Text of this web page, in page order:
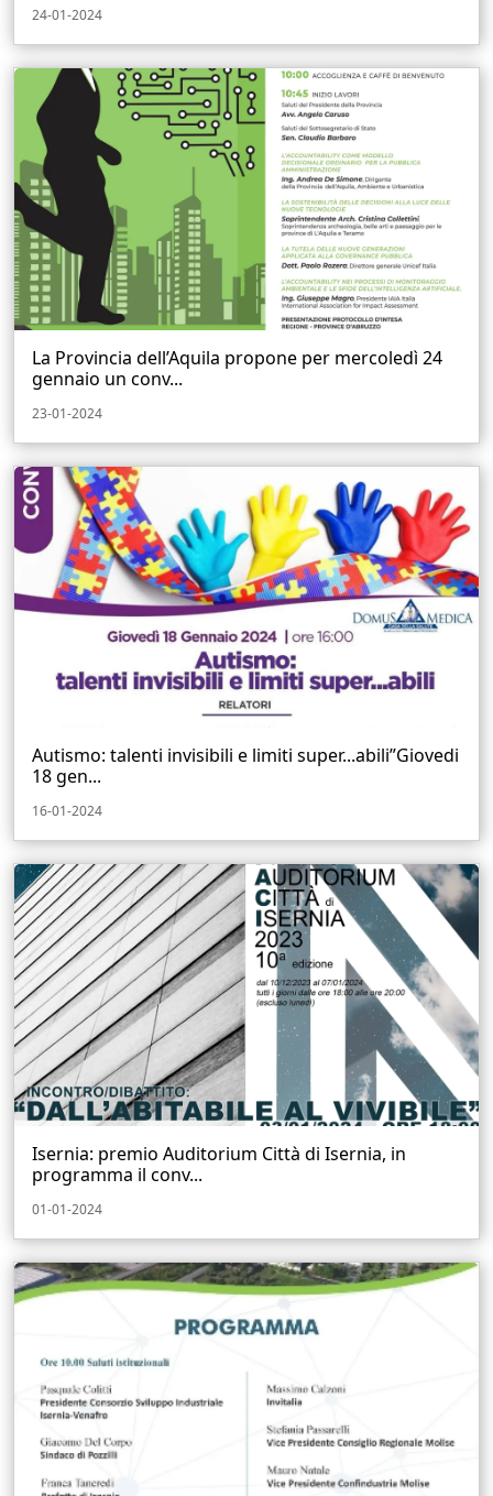
24-01-2024
La Provincia dell’Aquila propone per mercoledì 24
gennaio un conv...
23-01-2024
Autismo: talenti invisibili e limiti super...abili”Giovedi
18 gen...
16-01-2024
Isernia: premio Auditorium Città di Isernia, in
programma il conv...
01-01-2024